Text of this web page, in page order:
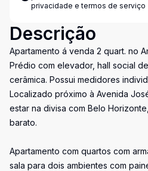
privacidade e termos de serviço
Descrição
Apartamento á venda 2 quart. no
Prédio com elevador, hall social
cerâmica. Possui medidores
Localizado próximo à Avenida
estar na divisa com Belo
barato.
Apartamento com quartos com
sala para dois ambientes com